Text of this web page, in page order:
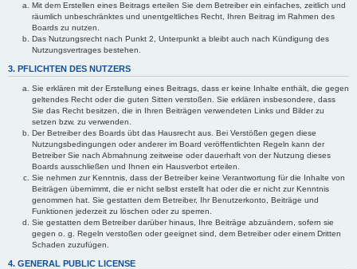
Mit dem Erstellen eines Beitrags erteilen Sie dem Betreiber ein einfaches, zeitlich und
räumlich unbeschränktes und unentgeltliches Recht, Ihren Beitrag im Rahmen des
Boards zu nutzen.
Das Nutzungsrecht nach Punkt 2, Unterpunkt a bleibt auch nach Kündigung des
Nutzungsvertrages bestehen.
3. PFLICHTEN DES NUTZERS
Sie erklären mit der Erstellung eines Beitrags, dass er keine Inhalte enthält, die gegen
geltendes Recht oder die guten Sitten verstoßen. Sie erklären insbesondere, dass
Sie das Recht besitzen, die in Ihren Beiträgen verwendeten Links und Bilder zu
setzen bzw. zu verwenden.
Der Betreiber des Boards übt das Hausrecht aus. Bei Verstößen gegen diese
Nutzungsbedingungen oder anderer im Board veröffentlichten Regeln kann der
Betreiber Sie nach Abmahnung zeitweise oder dauerhaft von der Nutzung dieses
Boards ausschließen und Ihnen ein Hausverbot erteilen.
Sie nehmen zur Kenntnis, dass der Betreiber keine Verantwortung für die Inhalte von
Beiträgen übernimmt, die er nicht selbst erstellt hat oder die er nicht zur Kenntnis
genommen hat. Sie gestatten dem Betreiber, Ihr Benutzerkonto, Beiträge und
Funktionen jederzeit zu löschen oder zu sperren.
Sie gestatten dem Betreiber darüber hinaus, Ihre Beiträge abzuändern, sofern sie
gegen o. g. Regeln verstoßen oder geeignet sind, dem Betreiber oder einem Dritten
Schaden zuzufügen.
4. GENERAL PUBLIC LICENSE